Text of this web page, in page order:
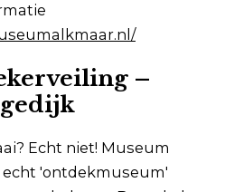
–
Echt niet! Museum
echt 'ontdekmuseum'